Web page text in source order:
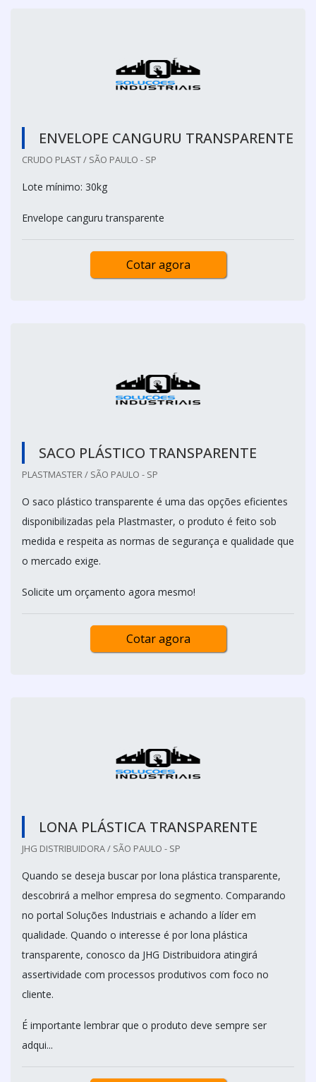
ENVELOPE CANGURU TRANSPARENTE
CRUDO PLAST / SÃO PAULO - SP
Lote mínimo: 30kg
Envelope canguru transparente
Cotar agora
SACO PLÁSTICO TRANSPARENTE
PLASTMASTER / SÃO PAULO - SP
O saco plástico transparente é uma das opções eficientes
disponibilizadas pela Plastmaster, o produto é feito sob
medida e respeita as normas de segurança e qualidade que
o mercado exige.
Solicite um orçamento agora mesmo!
Cotar agora
LONA PLÁSTICA TRANSPARENTE
JHG DISTRIBUIDORA / SÃO PAULO - SP
Quando se deseja buscar por lona plástica transparente,
descobrirá a melhor empresa do segmento. Comparando
no portal Soluções Industriais e achando a líder em
qualidade. Quando o interesse é por lona plástica
transparente, conosco da JHG Distribuidora atingirá
assertividade com processos produtivos com foco no
cliente.
É importante lembrar que o produto deve sempre ser
adqui...